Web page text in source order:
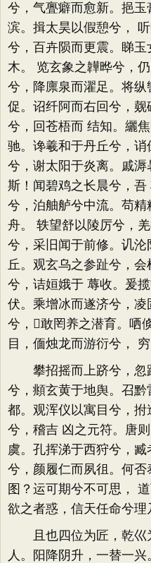
兮，气亹癖而愈新。挹
滨。揖太昊以假憩兮，
兮，百卉陨而更震。睇
木。 览玄象之韡晔兮，
兮，降廪泉而濯足。将
促。诏纤阿而右回兮，
兮，回苍梧而 结知。纚
驰。谗羲和于丹丘兮，
兮，谢太阳于炎离。戚
斯！闻碧鸡之长晨兮，
兮，泊舳舻兮中流。苟
舟。 轶望舒以陵厉兮，
兮，采旧闻于前修。讥
丘。观玄乌之参趾兮，
兮，诘姮娥于 蓐收。爰
伏。乘增冰而遂济兮，
兮，敢罔养之潜育。哂
目，偭烛龙而游衍兮， 穷
攀招摇而上跻兮，忽
兮，頫玄黄于地舆。召
都。观浑仪以寓目兮，
兮，稽吉 凶之元符。唐
虞。孔挥涕于西狩兮，
兮，颜履仁而夙徂。何
图？运可期兮不可思，
欲之者惑，信天任命兮理
且也四位为匠，乾巛
人。阳降阴升，一替一